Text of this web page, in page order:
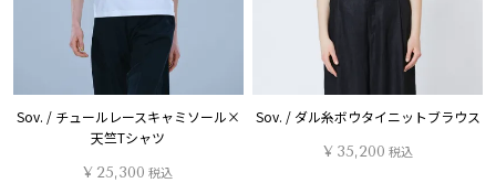
Sov. / チュールレースキャミソール×
天竺Tシャツ
¥ 25,300 税込
Sov. / ダル糸ボウタイニットブラウス
¥ 35,200 税込